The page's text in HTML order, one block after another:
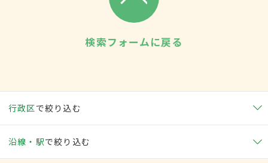
検索フォームに戻る
行政区で絞り込む
沿線・駅で絞り込む